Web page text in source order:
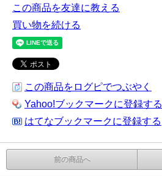
この商品を友達に教える
買い物を続ける
この商品をログピでつぶやく
Yahoo!ブックマークに登録する
はてなブックマークに登録する
前の商品へ